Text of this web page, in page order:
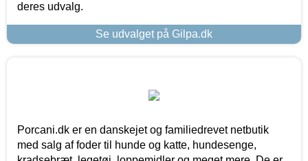
deres udvalg.
Se udvalget på Gilpa.dk
Porcani.dk er en danskejet og familiedrevet netbutik
med salg af foder til hunde og katte, hundesenge,